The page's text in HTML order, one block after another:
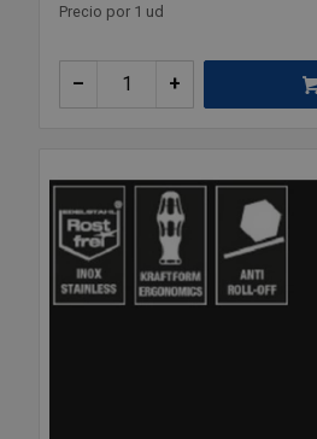
Precio por 1 ud
+
–